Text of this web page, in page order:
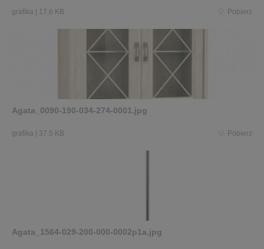
grafika | 17,6 KB Pobierz
Agata_0090-190-034-274-0001.jpg
grafika | 37,5 KB Pobierz
Agata_1564-029-200-000-0002p1a.jpg